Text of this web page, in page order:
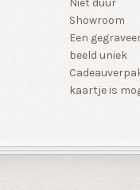
Niet duur
Showroom
Een
beeld uniek
kaartje is